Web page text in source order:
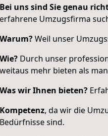
Bei uns sind Sie genau
erfahrene Umzugsfirma
Warum?Weil unser
Wie? Durch unser
weitaus mehr bieten als
Was wir Ihnen bieten?
Kompetenz, da wir die
Bedürfnisse sind.